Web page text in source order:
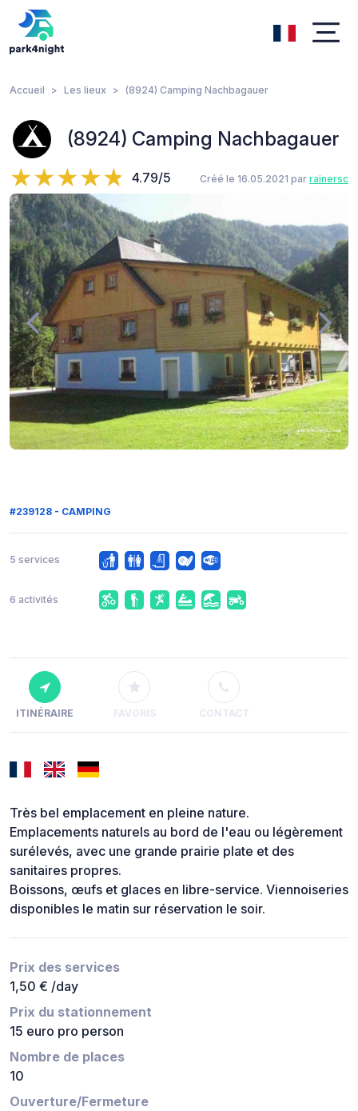
Accueil Les lieux (8924) Camping Nachbagauer
(8924) Camping Nachbagauer
4.79/5 Créé le 16.05.2021 par rainersc
#239128 - CAMPING
5 services
6 activités
ITINÉRAIRE FAVORIS CONTACT
Très bel emplacement en pleine nature.
Emplacements naturels au bord de l'eau ou légèrement
surélevés, avec une grande prairie plate et des
sanitaires propres.
Boissons, œufs et glaces en libre-service. Viennoiseries
disponibles le matin sur réservation le soir.
Prix des services
1,50 € /day
Prix du stationnement
15 euro pro person
Nombre de places
10
Ouverture/Fermeture